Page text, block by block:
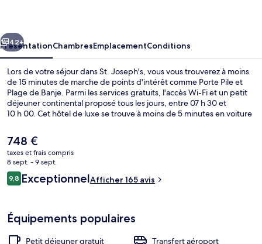
Suivant
42+
PrésentationChambresEmplacementConditions
Lors de votre séjour dans St. Joseph's, vous vous trouverez à moins
de 15 minutes de marche de points d'intérêt comme Porte Pile et
Plage de Banje. Parmi les services gratuits, l'accès Wi-Fi et un petit
déjeuner continental proposé tous les jours, entre 07 h 30 et
10 h 00. Cet hôtel de luxe se trouve à moins de 5 minutes en voiture
voyageurs adorent le personnel attentionné.
Le
prix
actuel
est
de
748 €
taxes et frais compris
8 sept. - 9 sept.
Avis
voyageurs
9,89,8 sur 10
ExceptionnelAfficher 165 avis
Équipements populaires
Petit déjeuner gratuit
Transfert aéroport